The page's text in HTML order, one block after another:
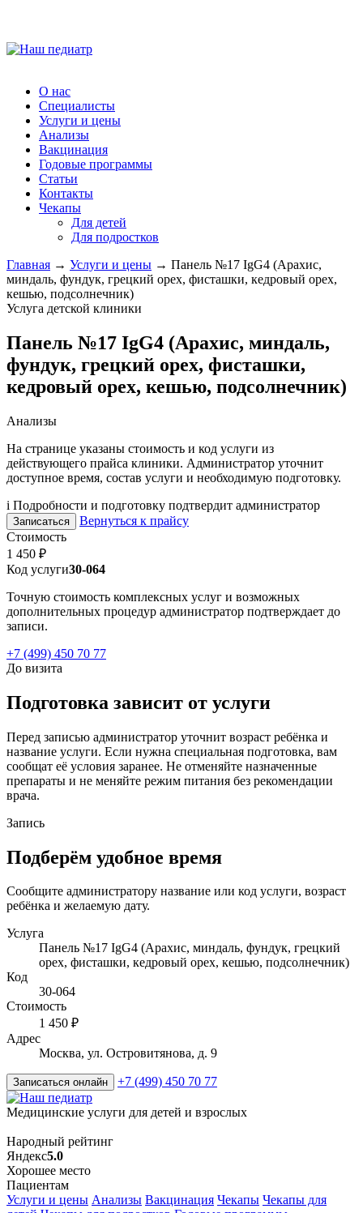
О нас
Специалисты
Услуги и цены
Анализы
Вакцинация
Годовые программы
Статьи
Контакты
Чекапы
Для детей
Для подростков
Главная → Услуги и цены → Панель №17 IgG4 (Арахис,
миндаль, фундук, грецкий орех, фисташки, кедровый орех,
кешью, подсолнечник)
Услуга детской клиники
Панель №17 IgG4 (Арахис, миндаль,
фундук, грецкий орех, фисташки,
кедровый орех, кешью, подсолнечник)
Анализы
На странице указаны стоимость и код услуги из
действующего прайса клиники. Администратор уточнит
доступное время, состав услуги и необходимую подготовку.
i Подробности и подготовку подтвердит администратор
Записаться
Вернуться к прайсу
Стоимость
1 450 ₽
Код услуги30-064
Точную стоимость комплексных услуг и возможных
дополнительных процедур администратор подтверждает до
записи.
+7 (499) 450 70 77
До визита
Подготовка зависит от услуги
Перед записью администратор уточнит возраст ребёнка и
название услуги. Если нужна специальная подготовка, вам
сообщат её условия заранее. Не отменяйте назначенные
препараты и не меняйте режим питания без рекомендации
врача.
Запись
Подберём удобное время
Сообщите администратору название или код услуги, возраст
ребёнка и желаемую дату.
Услуга
Панель №17 IgG4 (Арахис, миндаль, фундук, грецкий
орех, фисташки, кедровый орех, кешью, подсолнечник)
Код
30-064
Стоимость
1 450 ₽
Адрес
Москва, ул. Островитянова, д. 9
Записаться онлайн +7 (499) 450 70 77
Медицинские услуги для детей и взрослых
Народный рейтинг
Яндекс5.0
Хорошее место
Пациентам
Услуги и цены Анализы Вакцинация Чекапы Чекапы для